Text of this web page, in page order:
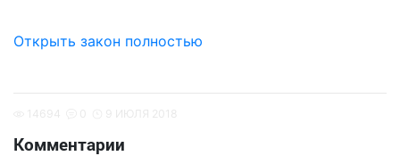
Открыть закон полностью
Комментарии